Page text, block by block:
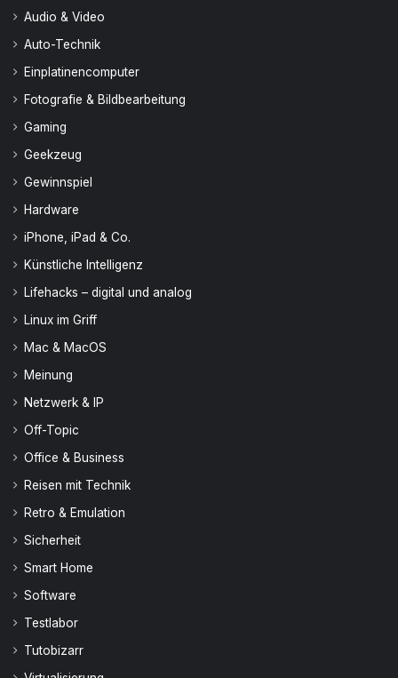
Audio & Video
Auto-Technik
Einplatinencomputer
Fotografie & Bildbearbeitung
Gaming
Geekzeug
Gewinnspiel
Hardware
iPhone, iPad & Co.
Künstliche Intelligenz
Lifehacks – digital und analog
Linux im Griff
Mac & MacOS
Meinung
Netzwerk & IP
Off-Topic
Office & Business
Reisen mit Technik
Retro & Emulation
Sicherheit
Smart Home
Software
Testlabor
Tutobizarr